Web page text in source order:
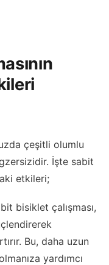
çeşitli olumlu
İşte sabit
etkileri;
bisiklet çalışması,
Bu, daha uzun
yardımcı